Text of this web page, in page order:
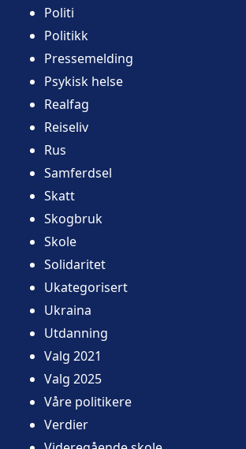
Politi
Politikk
Pressemelding
Psykisk helse
Realfag
Reiseliv
Rus
Samferdsel
Skatt
Skogbruk
Skole
Solidaritet
Ukategorisert
Ukraina
Utdanning
Valg 2021
Valg 2025
Våre politikere
Verdier